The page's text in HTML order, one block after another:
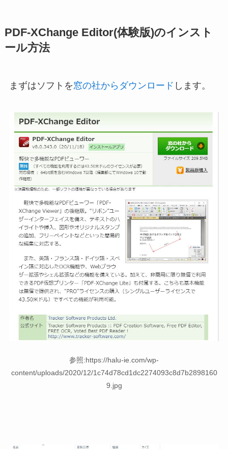
PDF-XChange Editor(体験版)のインスト
ール方法
まずはソフトを窓の社からダウンロード します。
参照:https://halu-ie.com/wp-
content/uploads/2020/12/1c74d78cd1dc2274093c8d7b2898160
9.jpg